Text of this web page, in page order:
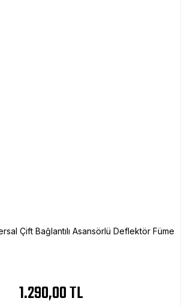
Çift Bağlantılı Asansörlü Deflektör Füme
1.290,00 TL